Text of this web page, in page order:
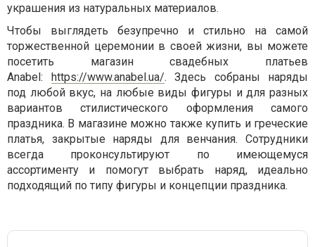
украшения из натуральных материалов.
Чтобы выглядеть безупречно и стильно на самой
торжественной церемонии в своей жизни, вы можете
посетить магазин свадебных платьев
Anabel: https://www.anabel.ua/. Здесь собраны наряды
под любой вкус, на любые виды фигуры и для разных
вариантов стилистического оформления самого
праздника. В магазине можно также купить и греческие
платья, закрытые наряды для венчания. Сотрудники
всегда проконсультируют по имеющемуся
ассортименту и помогут выбрать наряд, идеально
подходящий по типу фигуры и концепции праздника.